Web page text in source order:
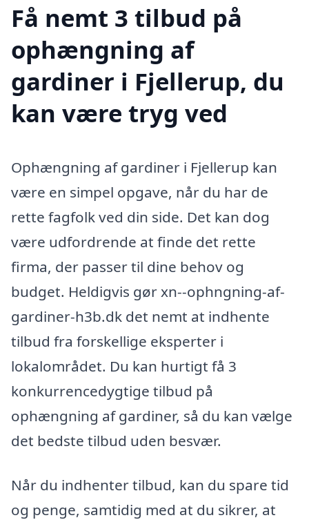
Få nemt 3 tilbud på
ophængning af
gardiner i Fjellerup, du
kan være tryg ved
Ophængning af gardiner i Fjellerup kan
være en simpel opgave, når du har de
rette fagfolk ved din side. Det kan dog
være udfordrende at finde det rette
firma, der passer til dine behov og
budget. Heldigvis gør xn--ophngning-af-
gardiner-h3b.dk det nemt at indhente
tilbud fra forskellige eksperter i
lokalområdet. Du kan hurtigt få 3
konkurrencedygtige tilbud på
ophængning af gardiner, så du kan vælge
det bedste tilbud uden besvær.
Når du indhenter tilbud, kan du spare tid
og penge, samtidig med at du sikrer, at